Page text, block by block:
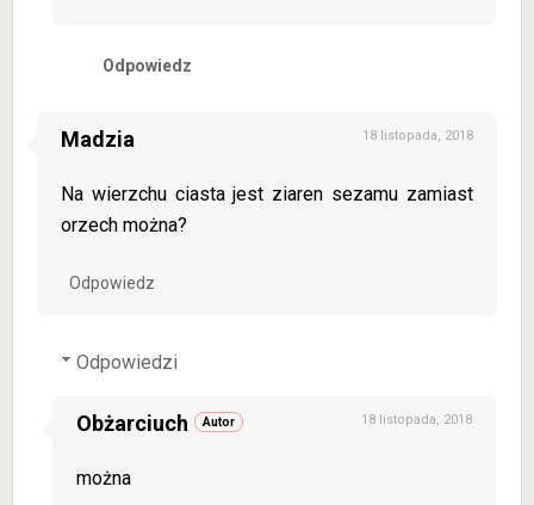
Odpowiedz
Madzia 18 listopada, 2018
Na wierzchu ciasta jest ziaren sezamu zamiast
orzech można?
Odpowiedz
Odpowiedzi
Obżarciuch 18 listopada, 2018
można